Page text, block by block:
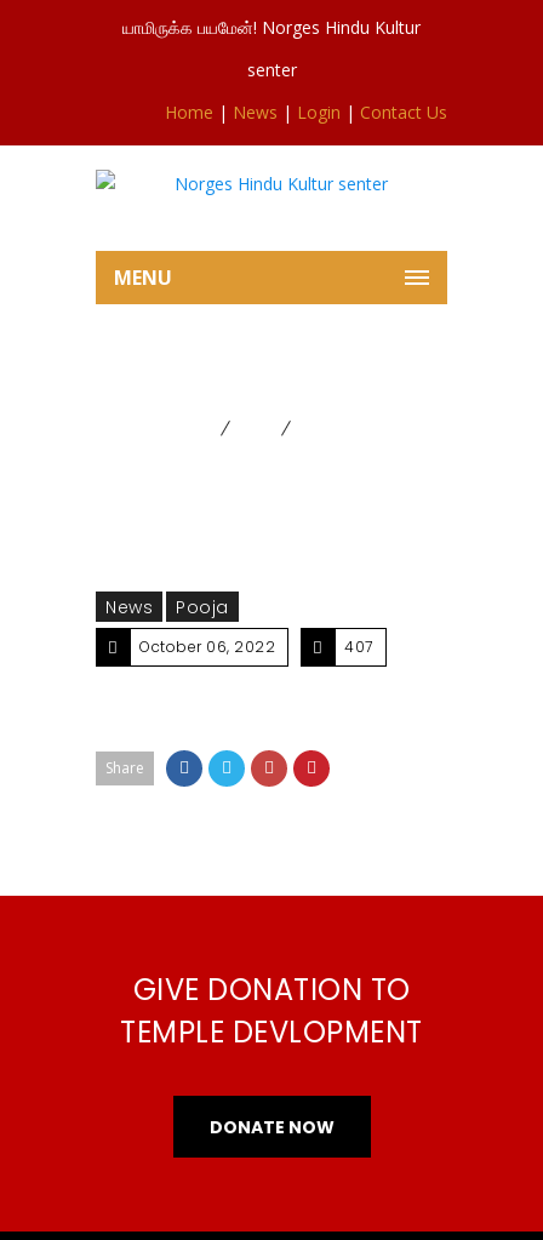
யாமிருக்க பயமேன்! Norges Hindu Kultur
senter
Home | News | Login | Contact Us
MENU
News Pooja
October 06, 2022 407
Share
GIVE DONATION TO
TEMPLE DEVLOPMENT
DONATE NOW